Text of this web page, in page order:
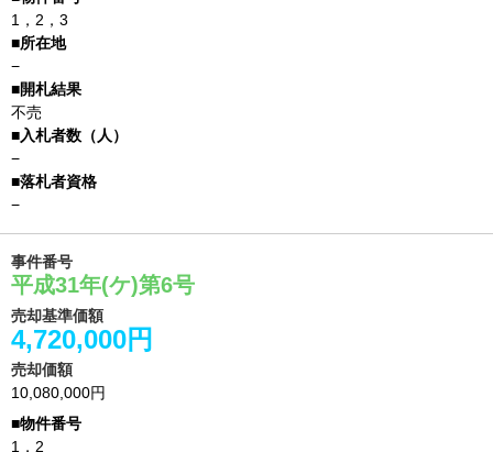
1，2，3
−
不売
−
−
事件番号
平成31年(ケ)第6号
売却基準価額
4,720,000円
売却価額
10,080,000円
1，2